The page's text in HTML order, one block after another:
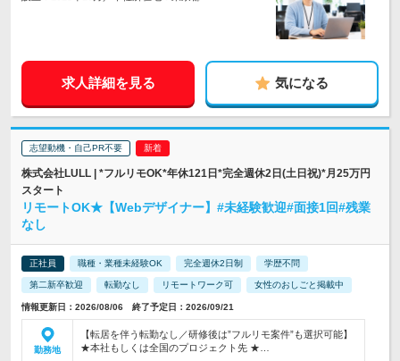
求人詳細を見る 気になる
志望動機・自己PR不要
株式会社LULL | *フルリモOK*年休121日*完全週休2日(土日祝)*月25万円
スタート
リモートOK★【Webデザイナー】#未経験歓迎#面接1回#残業
なし
正社員 職種・業種未経験OK 完全週休2日制 学歴不問
第二新卒歓迎 転勤なし リモートワーク可 女性のおしごと掲載中
情報更新日：2026/08/06 終了予定日：2026/09/21
勤務地
【転居を伴う転勤なし／研修後は”フルリモ案件”も選択可能】
★本社もしくは全国のプロジェクト先 ★…